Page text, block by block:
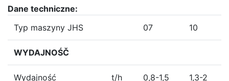
Dane techniczne:
Typ maszyny JHS
07 10
WYDAJNOŚČ
Wydajność t/h 0,8-1,5 1,3-2